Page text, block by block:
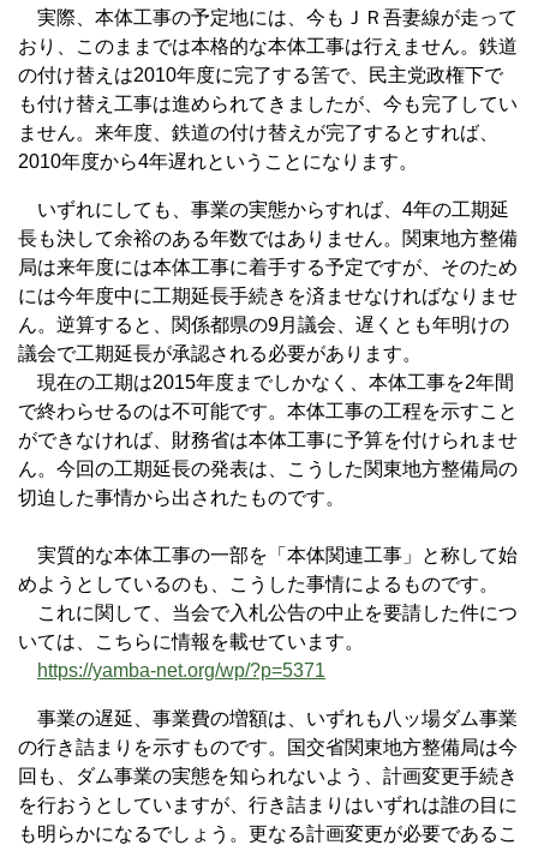
実際、本体工事の予定地には、今もＪＲ吾妻線が走って
おり、このままでは本格的な本体工事は行えません。鉄道
の付け替えは2010年度に完了する筈で、民主党政権下で
も付け替え工事は進められてきましたが、今も完了してい
ません。来年度、鉄道の付け替えが完了するとすれば、
2010年度から4年遅れということになります。
いずれにしても、事業の実態からすれば、4年の工期延
長も決して余裕のある年数ではありません。関東地方整備
局は来年度には本体工事に着手する予定ですが、そのため
には今年度中に工期延長手続きを済ませなければなりませ
ん。逆算すると、関係都県の9月議会、遅くとも年明けの
議会で工期延長が承認される必要があります。
現在の工期は2015年度までしかなく、本体工事を2年間
で終わらせるのは不可能です。本体工事の工程を示すこと
ができなければ、財務省は本体工事に予算を付けられませ
ん。今回の工期延長の発表は、こうした関東地方整備局の
切迫した事情から出されたものです。
実質的な本体工事の一部を「本体関連工事」と称して始
めようとしているのも、こうした事情によるものです。
これに関して、当会で入札公告の中止を要請した件につ
いては、こちらに情報を載せています。
https://yamba-net.org/wp/?p=5371
事業の遅延、事業費の増額は、いずれも八ッ場ダム事業
の行き詰まりを示すものです。国交省関東地方整備局は今
回も、ダム事業の実態を知られないよう、計画変更手続き
を行おうとしていますが、行き詰まりはいずれは誰の目に
も明らかになるでしょう。更なる計画変更が必要であるこ